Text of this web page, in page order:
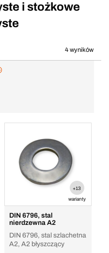
i stożkowe
4 wyników
+13
warianty
DIN 6796, stal
nierdzewna A2
DIN 6796, stal szlachetna
A2, A2 błyszczący